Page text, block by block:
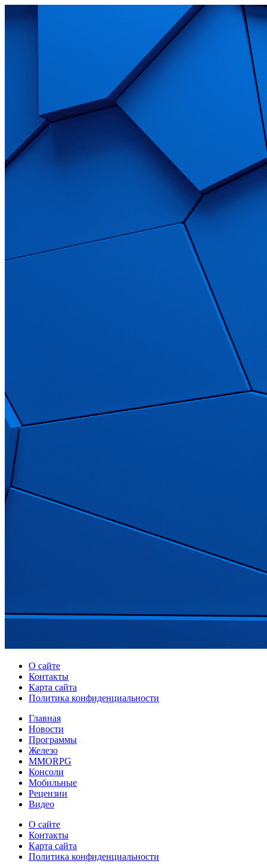
О сайте
Контакты
Карта сайта
Политика конфиденциальности
Главная
Новости
Программы
Железо
MMORPG
Консоли
Мобильные
Рецензии
Видео
О сайте
Контакты
Карта сайта
Политика конфиденциальности